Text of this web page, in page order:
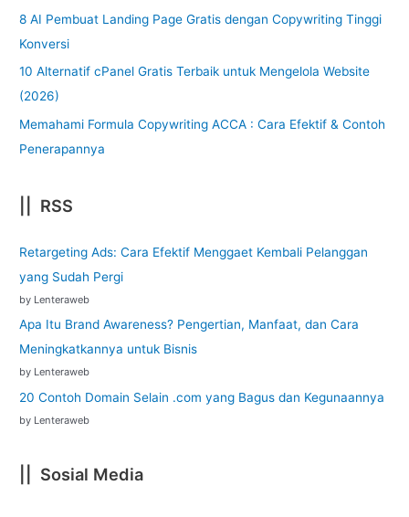
8 AI Pembuat Landing Page Gratis dengan Copywriting Tinggi
Konversi
10 Alternatif cPanel Gratis Terbaik untuk Mengelola Website
(2026)
Memahami Formula Copywriting ACCA : Cara Efektif & Contoh
Penerapannya
|| RSS
Retargeting Ads: Cara Efektif Menggaet Kembali Pelanggan
yang Sudah Pergi
by Lenteraweb
Apa Itu Brand Awareness? Pengertian, Manfaat, dan Cara
Meningkatkannya untuk Bisnis
by Lenteraweb
20 Contoh Domain Selain .com yang Bagus dan Kegunaannya
by Lenteraweb
|| Sosial Media